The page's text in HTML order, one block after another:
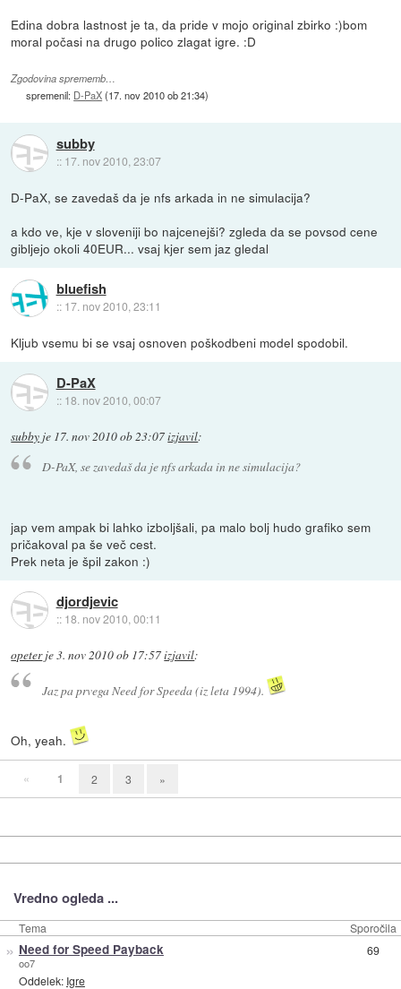
Edina dobra lastnost je ta, da pride v mojo original zbirko :)bom
moral počasi na drugo polico zlagat igre. :D
Zgodovina sprememb…
spremenil: D-PaX(17. nov 2010 ob 21:34)
subby
:: 17. nov 2010, 23:07
D-PaX, se zavedaš da je nfs arkada in ne simulacija?
a kdo ve, kje v sloveniji bo najcenejši? zgleda da se povsod cene
gibljejo okoli 40EUR... vsaj kjer sem jaz gledal
bluefish
:: 17. nov 2010, 23:11
Kljub vsemu bi se vsaj osnoven poškodbeni model spodobil.
D-PaX
:: 18. nov 2010, 00:07
subby je 17. nov 2010 ob 23:07izjavil:
D-PaX, se zavedaš da je nfs arkada in ne simulacija?
jap vem ampak bi lahko izboljšali, pa malo bolj hudo grafiko sem
pričakoval pa še več cest.
Prek neta je špil zakon :)
djordjevic
:: 18. nov 2010, 00:11
opeterje3. nov 2010 ob 17:57izjavil:
Jaz pa prvega Need for Speeda (iz leta 1994).
Oh, yeah.
« 1 2 3 »
Vredno ogleda ...
Tema Sporočila
» Need for Speed Payback
oo7
Oddelek: Igre
69